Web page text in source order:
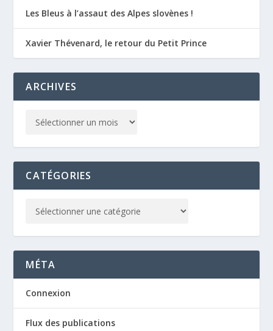
Les Bleus à l’assaut des Alpes slovènes !
Xavier Thévenard, le retour du Petit Prince
ARCHIVES
CATÉGORIES
MÉTA
Connexion
Flux des publications